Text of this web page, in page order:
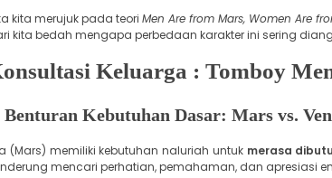
kita merujuk pada teoriMen Are from Mars, Women Are
kita bedah mengapa perbedaan karakter ini sering
Keluarga : Tomboy
Benturan Kebutuhan Dasar: Mars vs.
(Mars) memiliki kebutuhan naluriah untuk merasa
mencari perhatian, pemahaman, dan apresiasi